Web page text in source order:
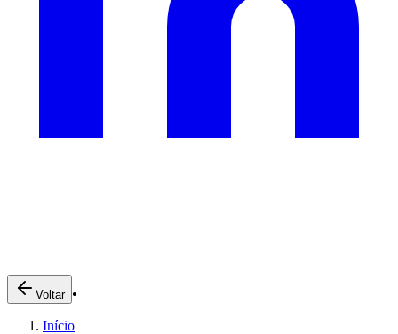
Pedidos Online
Trabalhe Conosco
Voltar •
Início